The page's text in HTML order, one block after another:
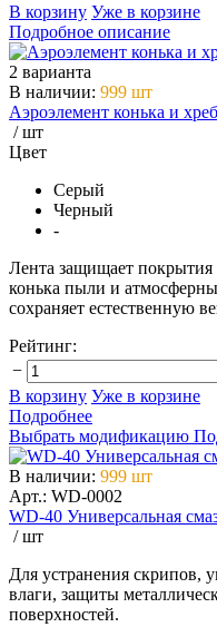
В корзину Уже в корзине
Подробное описание
2 варианта
В наличии: 999 шт
Аэроэлемент конька и
/ шт
Цвет
Серый
Черный
-
Лента защищает
конька пыли и
сохраняет естественную
Рейтинг:
−
В корзину Уже в корзине
Подробнее
Выбрать модификацию
В наличии: 999 шт
Арт.: WD-0002
WD-40 Универсальная
/ шт
Для устранения скрипов,
влаги, защиты
поверхностей.